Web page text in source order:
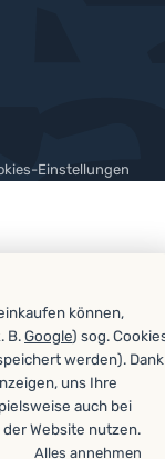
können,
B.Google) sog.
werden). Dank
uns Ihre
auch bei
Website nutzen.
Alles annehmen
Einstellungen